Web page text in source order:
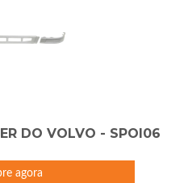
DO VOLVO - SPOI06
agora